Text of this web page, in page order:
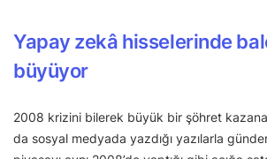
Yapay zekâ hisselerinde
büyüyor
2008 krizini bilerek büyük bir şöhret
da sosyal medyada yazdığı yazılarla